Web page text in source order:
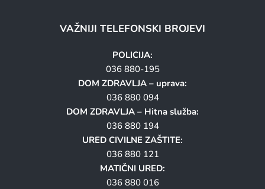
VAŽNIJI TELEFONSKI BROJEVI
POLICIJA:
036 880-195
DOM ZDRAVLJA – uprava:
036 880 094
DOM ZDRAVLJA – Hitna služba:
036 880 194
URED CIVILNE ZAŠTITE:
036 880 121
MATIČNI URED:
036 880 016